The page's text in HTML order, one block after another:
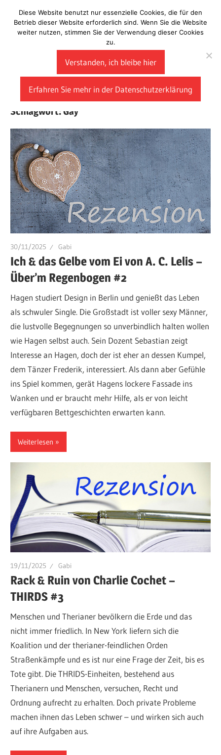
Inhalt
springen
Laberladen
Schlagwort:Gay
30/11/2025 Gabi
Ich & das Gelbe vom Ei von A. C. Lelis –
Über’m Regenbogen #2
Hagen studiert Design in Berlin und genießt das Leben
als schwuler Single. Die Großstadt ist voller sexy Männer,
die lustvolle Begegnungen so unverbindlich halten wollen
wie Hagen selbst auch. Sein Dozent Sebastian zeigt
Interesse an Hagen, doch der ist eher an dessen Kumpel,
dem Tänzer Frederik, interessiert. Als dann aber Gefühle
ins Spiel kommen, gerät Hagens lockere Fassade ins
Wanken und er braucht mehr Hilfe, als er von leicht
verfügbaren Bettgeschichten erwarten kann.
Weiterlesen
19/11/2025 Gabi
Rack & Ruin von Charlie Cochet –
THIRDS #3
Menschen und Therianer bevölkern die Erde und das
nicht immer friedlich. In New York liefern sich die
Koalition und der therianer-feindlichen Orden
Straßenkämpfe und es ist nur eine Frage der Zeit, bis es
Tote gibt. Die THRIDS-Einheiten, bestehend aus
Therianern und Menschen, versuchen, Recht und
Ordnung aufrecht zu erhalten. Doch private Probleme
machen ihnen das Leben schwer – und wirken sich auch
auf ihre Aufgaben aus.
Diese Website benutzt nur essenzielle Cookies, die für den
Betrieb dieser Website erforderlich sind. Wenn Sie die Website
weiter nutzen, stimmen Sie der Verwendung dieser Cookies
zu.
Verstanden, ich bleibe hier
Erfahren Sie mehr in der Datenschutzerklärung